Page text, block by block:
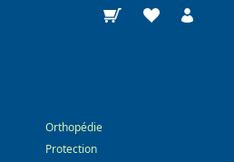
Orthopédie
Protection